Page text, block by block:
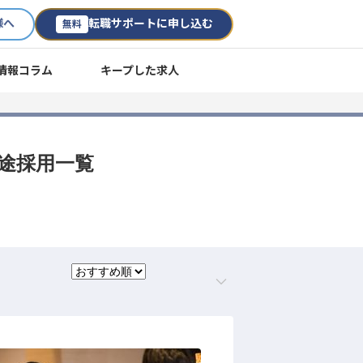
へ 無料 転職サポートに申し込む
報コラム キープした求人
採用一覧